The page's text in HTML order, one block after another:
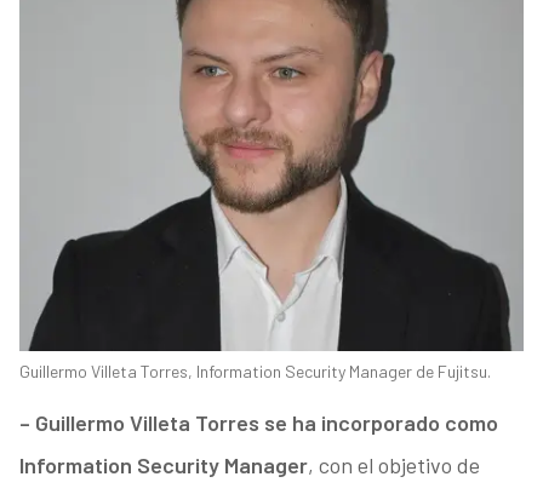
Guillermo Villeta Torres, Information Security Manager de Fujitsu.
– Guillermo Villeta Torres se ha incorporado como
Information Security Manager, con el objetivo de